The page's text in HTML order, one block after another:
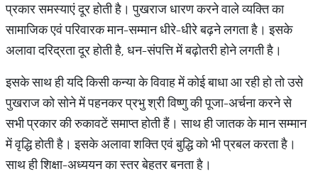
प्रकार समस्याएं दूर होती है। पुखराज धारण करने वाले व्यक्ति का
सामाजिक एवं परिवारक मान-सम्मान धीरे-धीरे बढ़ने लगता है। इसके
अलावा दरिद्रता दूर होती है, धन-संपत्ति में बढ़ोतरी होने लगती है।
इसके साथ ही यदि किसी कन्या के विवाह में कोई बाधा आ रही हो तो उसे
पुखराज को सोने में पहनकर प्रभु श्री विष्णु की पूजा-अर्चना करने से
सभी प्रकार की रुकावटें समाप्त होती हैं। साथ ही जातक के मान सम्मान
में वृद्धि होती है। इसके अलावा शक्ति एवं बुद्धि को भी प्रबल करता है।
साथ ही शिक्षा-अध्ययन का स्तर बेहतर बनता है।